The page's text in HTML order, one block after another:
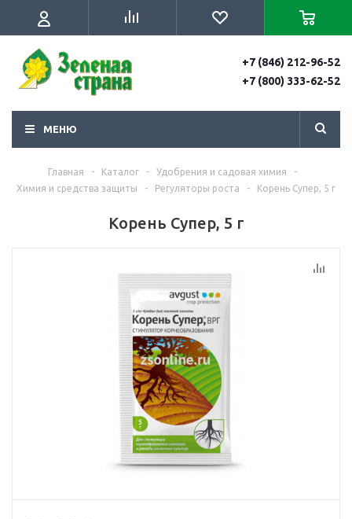
+7 (846) 212-96-52
+7 (800) 333-62-52
МЕНЮ
Главная - Каталог - Удобрения и садовая химия
-
Химия и средства защиты
- Регуляторы роста - Корень Супер, 5 г
Корень Супер, 5 г